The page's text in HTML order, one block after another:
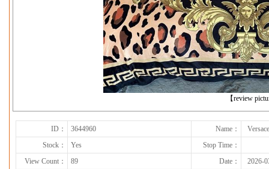
【review
下一张
ID： 3644960 Name：
Stock：
Yes
Stop Time：
View Count：
89 Date：
2026-